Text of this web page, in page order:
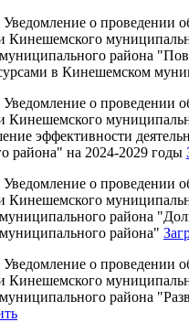
Уведомление о проведении
Кинешемского
района
в Кинешемском
Уведомление о проведении
Кинешемского
эффективности
района" на 2024-2029 годы
Уведомление о проведении
Кинешемского
района
района"
Уведомление о проведении
Кинешемского
района